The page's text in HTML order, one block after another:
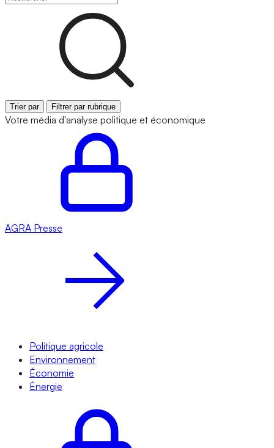
Trier par Filtrer par rubrique
Votre média d'analyse politique et économique
AGRA Presse
Politique agricole
Environnement
Économie
Énergie